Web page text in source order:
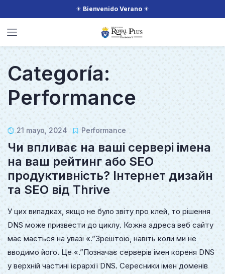
☀ Bienvenido Verano ☀
Categoría:
Performance
21 mayo, 2024 Performance
Чи впливає на ваші сервері імена
на ваш рейтинг або SEO
продуктивність? Інтернет дизайн
та SEO від Thrive
У цих випадках, якщо не було звіту про клей, то рішення
DNS може призвести до циклу. Кожна адреса веб сайту
має мається на увазі «.”Зрештою, навіть коли ми не
вводимо його. Це «.”Позначає серверів імен кореня DNS
у верхній частині ієрархії DNS. Сересники імен доменів